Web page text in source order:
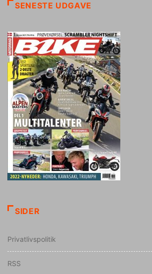
SENESTE UDGAVE
SIDER
Privatlivspolitik
RSS